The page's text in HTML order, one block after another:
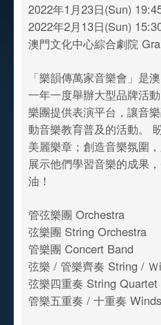
2022年1月23日(Sun)
2022年2月13日(Sun)
澳門文化中心綜合劇院
「樂韻傳萬家音樂會」是
一年一度舉辦大型品牌活
樂團提供表演平台，讓音
動音樂教育普及的活動。
美麗樂章；創造音樂氛圍
展示他們學習音樂的成果
油！
管弦樂團 Orchestra
弦樂團 String Orchestra
管樂團 Concert Band
弦樂 / 管樂齊奏 String /
弦樂四重奏 String Quartet
管樂五重奏 / 十重奏